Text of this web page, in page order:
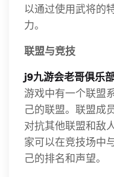
以通过使用武将的
力。
联盟与竞技
j9九游会老哥俱乐
游戏中有一个联盟
己的联盟。联盟成
对抗其他联盟和敌
家可以在竞技场中
己的排名和声望。